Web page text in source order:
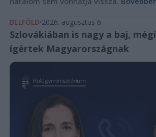
BELFÖLD 2026. augusztus 6.
Szlovákiában is nagy a baj,
ígértek Magyarországnak